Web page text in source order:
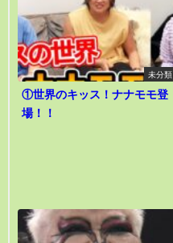
未分類
①世界のキッス！ナナモモ登
場！！